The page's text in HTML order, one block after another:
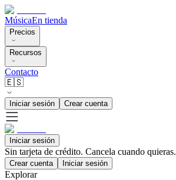
MúsicaEn tienda
Precios
Recursos
Contacto
🇪🇸
Iniciar sesión Crear cuenta
Iniciar sesión
Sin tarjeta de crédito. Cancela cuando quieras.
Crear cuenta Iniciar sesión
Explorar